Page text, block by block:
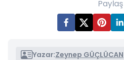
Paylaş
Yazar:Zeynep GÜÇLÜCAN